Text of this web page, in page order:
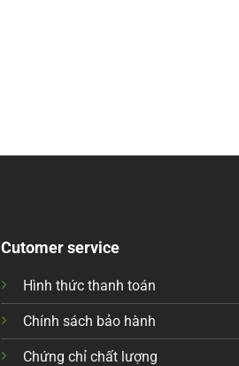
Cutomer service
Hình thức thanh toán
Chính sách bảo hành
Chứng chỉ chất lượng